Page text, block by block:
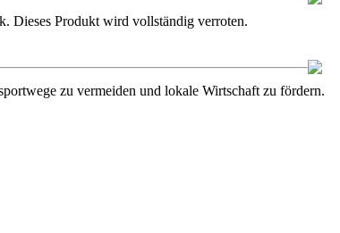
Dieses Produkt wird vollständig verroten.
zu vermeiden und lokale Wirtschaft zu fördern.